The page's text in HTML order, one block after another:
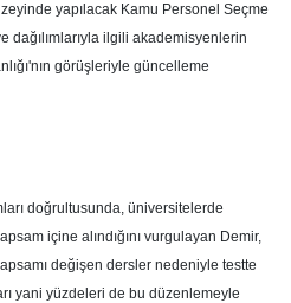
yapılacak Kamu Personel Seçme
dağılımlarıyla ilgili akademisyenlerin
görüşleriyle güncelleme
doğrultusunda, üniversitelerde
içine alındığını vurgulayan Demir,
değişen dersler nedeniyle testte
yani yüzdeleri de bu düzenlemeyle